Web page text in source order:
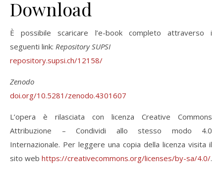
Download
È possibile scaricare l’e-book completo attraverso i
seguenti link: Repository SUPSI
repository.supsi.ch/12158/
Zenodo
doi.org/10.5281/zenodo.4301607
L’opera è rilasciata con licenza Creative Commons
Attribuzione – Condividi allo stesso modo 4.0
Internazionale. Per leggere una copia della licenza visita il
sito web https://creativecommons.org/licenses/by-sa/4.0/.